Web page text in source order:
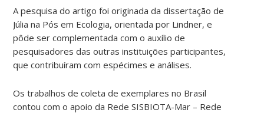
A pesquisa do artigo foi originada da dissertação de
Júlia na Pós em Ecologia, orientada por Lindner, e
pôde ser complementada com o auxílio de
pesquisadores das outras instituições participantes,
que contribuíram com espécimes e análises.
Os trabalhos de coleta de exemplares no Brasil
contou com o apoio da Rede SISBIOTA-Mar – Rede